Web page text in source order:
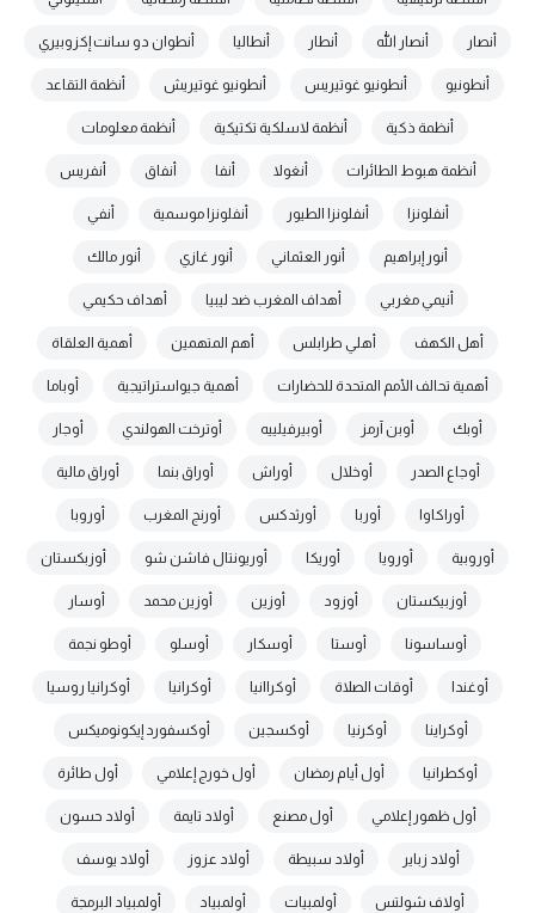
أنصار أنصار الله أنطار أنطاليا أنطوان دو سانت إكزوبيري
أنطونيو أنطونيو غوتيريس أنطونيو غوتيريش أنظمة التقاعد
أنظمة ذكية أنظمة لاسلكية تكتيكية أنظمة معلومات
أنظمة هبوط الطائرات أنغولا أنفا أنفاق أنفريس
أنفلونزا أنفلونزا الطيور أنفلونزا موسمية أنفي
أنور إبراهيم أنور العثماني أنور غازي أنور مالك
أنيمي مغربي أهداف المغرب ضد ليبيا أهداف حكيمي
أهل الكهف أهلي طرابلس أهم المتهمين أهمية العلقاة
أهمية تحالف الأمم المتحدة للحضارات أهمية جيواستراتيجية أوباما
أوبك أوبن آرمز أوبيرفيلييه أوترخت الهولندي أوجار
أوجاع الصدر أوخلال أوراش أوراق بنما أوراق مالية
أوراكاوا أوربا أورثدكس أورنج المغرب أوروبا
أوروبية أورويا أوريكا أوريونتال فاشن شو أوزبكستان
أوزبيكستان أوزود أوزين أوزين محمد أوسار
أوساسونا أوستا أوسكار أوسلو أوطو نجمة
أوغندا أوقات الصلاة أوكراانيا أوكرانيا أوكرانيا روسيا
أوكراينا أوكرنيا أوكسجين أوكسفورد إيكونوميكس
أوكطرانيا أول أيام رمضان أول خورج إعلامي أول طائرة
أول ظهور إعلامي أول مصنع أولاد تايمة أولاد حسون
أولاد زباير أولاد سبيطة أولاد عزوز أولاد يوسف
أولاف شولتس أولمبيات أولمبياد أولمبياد البرمجة